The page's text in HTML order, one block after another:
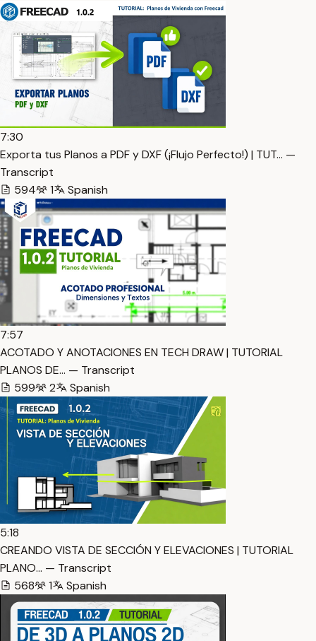
7:30
Exporta tus Planos a PDF y DXF (¡Flujo Perfecto!) | TUT… —
Transcript
594
1 Spanish
7:57
ACOTADO Y ANOTACIONES EN TECH DRAW | TUTORIAL
PLANOS DE… — Transcript
599
2 Spanish
5:18
CREANDO VISTA DE SECCIÓN Y ELEVACIONES | TUTORIAL
PLANO… — Transcript
568
1 Spanish